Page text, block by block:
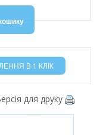
для друку